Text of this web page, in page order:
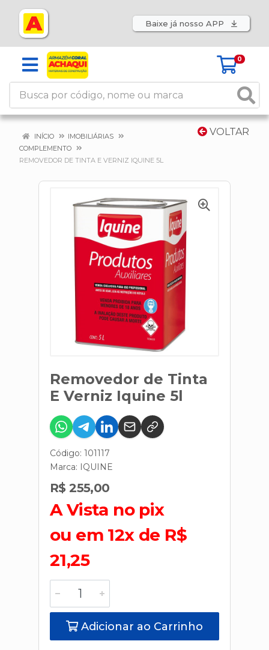
Baixe já nosso APP
0
VOLTAR
INÍCIO
IMOBILIÁRIAS
COMPLEMENTO
REMOVEDOR DE TINTA E VERNIZ IQUINE 5L
Removedor de Tinta
E Verniz Iquine 5l
Código: 101117
Marca: IQUINE
R$ 255,00
A Vista no pix
ou em 12x de R$
21,25
Adicionar ao Carrinho